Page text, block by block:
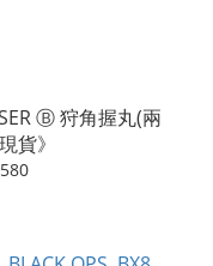
Ⓑ 狩角握丸(兩
貨》